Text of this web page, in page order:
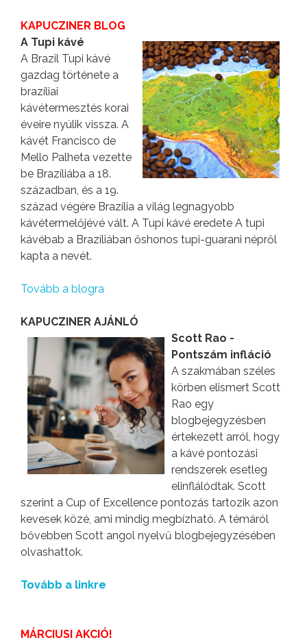
KAPUCZINER BLOG
A Tupi kávé
A Brazil Tupi kávé
gazdag története a
brazíliai
kávétermesztés korai
éveire nyúlik vissza. A
kávét Francisco de
Mello Palheta vezette
be Brazíliába a 18.
században, és a 19.
század végére Brazília a világ legnagyobb
kávétermelőjévé vált. A Tupi kávé eredete A tupi
kávébab a Brazíliában őshonos tupi-guarani népről
kapta a nevét.
Tovább a blogra
KAPUCZINER AJÁNLÓ
Scott Rao -
Pontszám infláció
A szakmában széles
körben elismert Scott
Rao egy
blogbejegyzésben
értekezett arról, hogy
a kávé pontozási
rendszerek esetleg
elinflálódtak. Scott
szerint a Cup of Excellence pontozás tartozik azon
kevesek közé, ami mindig megbízható. A témáról
bővebben Scott angol nyelvű blogbejegyzésében
olvashattok.
Tovább a linkre
MÁRCIUSI AKCIÓ!